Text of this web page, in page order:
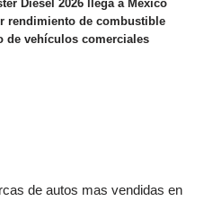
Diésel 2026 llega a México
rendimiento de combustible
de vehículos comerciales
de autos mas vendidas en